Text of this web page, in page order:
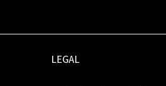
LEGAL